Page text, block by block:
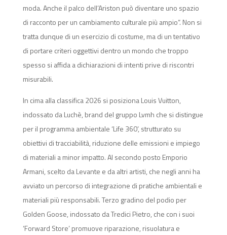
moda. Anche il palco dell’Ariston può diventare uno spazio
di racconto per un cambiamento culturale più ampio”. Non si
tratta dunque di un esercizio di costume, ma di un tentativo
di portare criteri oggettivi dentro un mondo che troppo
spesso si affida a dichiarazioni di intenti prive di riscontri
misurabili.
In cima alla classifica 2026 si posiziona Louis Vuitton,
indossato da Luchè, brand del gruppo Lvmh che si distingue
per il programma ambientale ‘Life 360’, strutturato su
obiettivi di tracciabilità, riduzione delle emissioni e impiego
di materiali a minor impatto. Al secondo posto Emporio
Armani, scelto da Levante e da altri artisti, che negli anni ha
avviato un percorso di integrazione di pratiche ambientali e
materiali più responsabili. Terzo gradino del podio per
Golden Goose, indossato da Tredici Pietro, che con i suoi
‘Forward Store’ promuove riparazione, risuolatura e